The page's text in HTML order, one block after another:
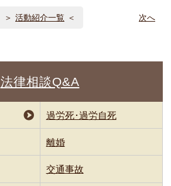
活動紹介一覧 次へ
法律相談Q&A
過労死･過労自死
離婚
交通事故